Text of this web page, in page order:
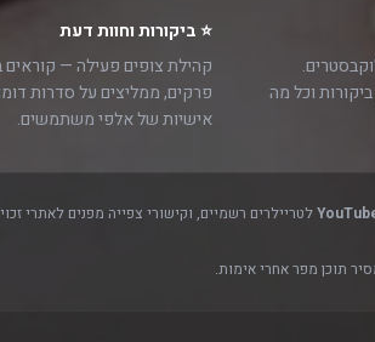
וכל מה
⭐ ביקורות וחוות דעת
קהילת צופים פעילה — קוראים
פרקים, ממליצים על סדרות
אישיות של אלפי משתמשים.
לטריילרים רשמיים, וקישורי צפייה מפנים לאתרי